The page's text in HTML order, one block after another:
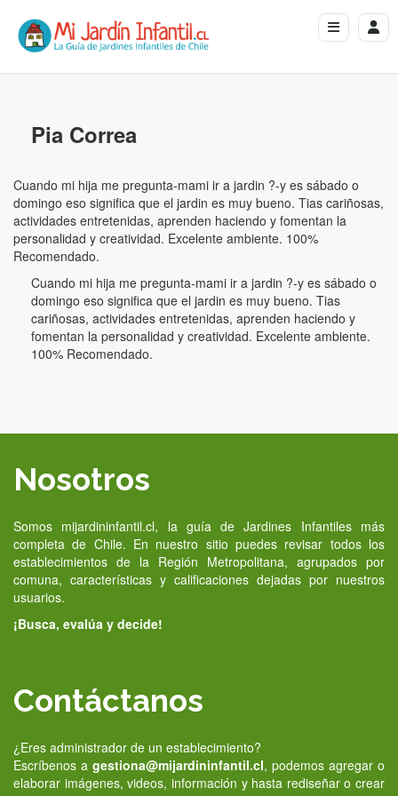
Pia Correa
Cuando mi hija me pregunta-mami ir a jardin ?-y es sábado o
domingo eso significa que el jardin es muy bueno. Tias cariñosas,
actividades entretenidas, aprenden haciendo y fomentan la
personalidad y creatividad. Excelente ambiente. 100%
Recomendado.
Cuando mi hija me pregunta-mami ir a jardin ?-y es sábado o
domingo eso significa que el jardin es muy bueno. Tias
cariñosas, actividades entretenidas, aprenden haciendo y
fomentan la personalidad y creatividad. Excelente ambiente.
100% Recomendado.
Nosotros
Somos mijardininfantil.cl, la guía de Jardines Infantiles más
completa de Chile. En nuestro sitio puedes revisar todos los
establecimientos de la Región Metropolitana, agrupados por
comuna, características y calificaciones dejadas por nuestros
usuarios.
¡Busca, evalúa y decide!
Contáctanos
¿Eres administrador de un establecimiento?
Escríbenos a gestiona@mijardininfantil.cl, podemos agregar o
elaborar imágenes, videos, información y hasta rediseñar o crear